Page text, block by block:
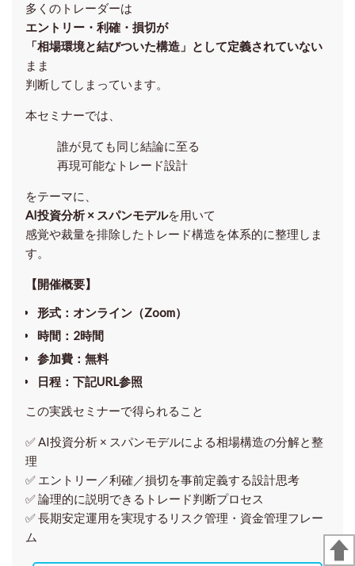
多くのトレーダーは
エントリー・利確・損切が
「相場環境と結びついた構造」として定義されていない
まま
判断してしまっています。
本セミナーでは、
誰が見ても同じ結論に至る
再現可能なトレード設計
をテーマに、
AI投資分析 × スパンモデルを用いて
感覚や裁量を排除したトレード構造を体系的に整理しま
す。
【開催概要】
形式：オンライン（Zoom）
時間 ：2時間
参加費：無料
日程：下記URL参照
この実践セミナーで得られること
✅ AI投資分析 × スパンモデルによる相場構造の分解と整
理
✅ エントリー／利確／損切を事前定義する設計思考
✅ 論理的に説明できるトレード判断プロセス
✅ 長期安定運用を実現するリスク管理・資金管理フレー
ム